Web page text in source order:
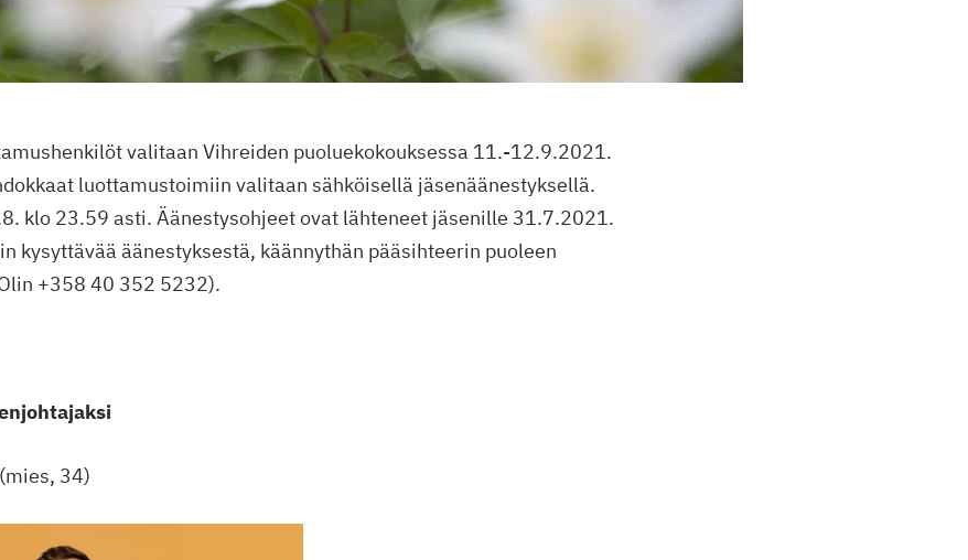
valitaan Vihreiden puoluekokouksessa 11.-12.9.2021.
luottamustoimiin valitaan sähköisellä jäsenäänestyksellä.
klo 23.59 asti. Äänestysohjeet ovat lähteneet jäsenille 31.7.2021.
kysyttävää äänestyksestä, käännythän pääsihteerin puoleen
+358 40 352 5232).
(mies, 34)